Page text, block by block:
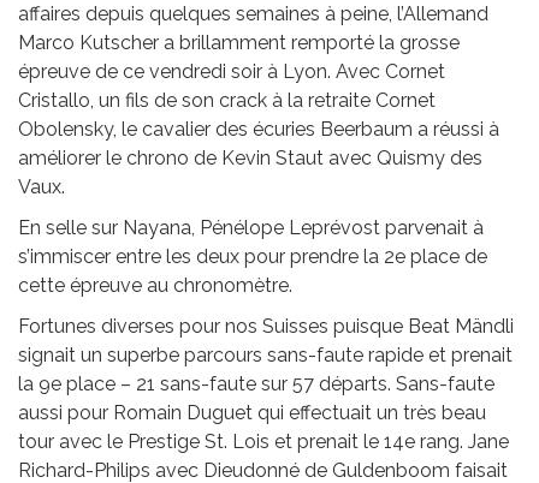
affaires depuis quelques semaines à peine, l’Allemand
Marco Kutscher a brillamment remporté la grosse
épreuve de ce vendredi soir à Lyon. Avec Cornet
Cristallo, un fils de son crack à la retraite Cornet
Obolensky, le cavalier des écuries Beerbaum a réussi à
améliorer le chrono de Kevin Staut avec Quismy des
Vaux.
En selle sur Nayana, Pénélope Leprévost parvenait à
s’immiscer entre les deux pour prendre la 2e place de
cette épreuve au chronomètre.
Fortunes diverses pour nos Suisses puisque Beat Mändli
signait un superbe parcours sans-faute rapide et prenait
la 9e place – 21 sans-faute sur 57 départs. Sans-faute
aussi pour Romain Duguet qui effectuait un très beau
tour avec le Prestige St. Lois et prenait le 14e rang. Jane
Richard-Philips avec Dieudonné de Guldenboom faisait